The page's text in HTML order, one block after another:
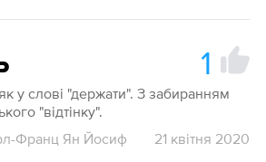
1
у слові "держати". З забиранням
"відтінку".
Франц Ян Йосиф 21 квітня 2020